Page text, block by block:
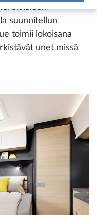
suunnitellun
toimii lokoisana
unet missä